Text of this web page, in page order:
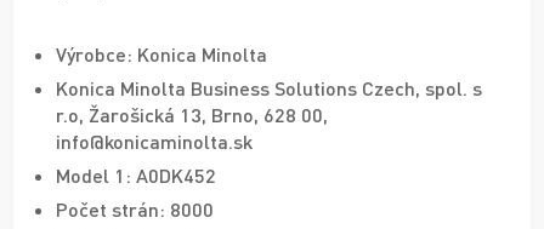
Výrobce: Konica Minolta
Konica Minolta Business Solutions Czech, spol. s
r.o, Žarošická 13, Brno, 628 00,
info@konicaminolta.sk
Model 1: A0DK452
Počet strán: 8000